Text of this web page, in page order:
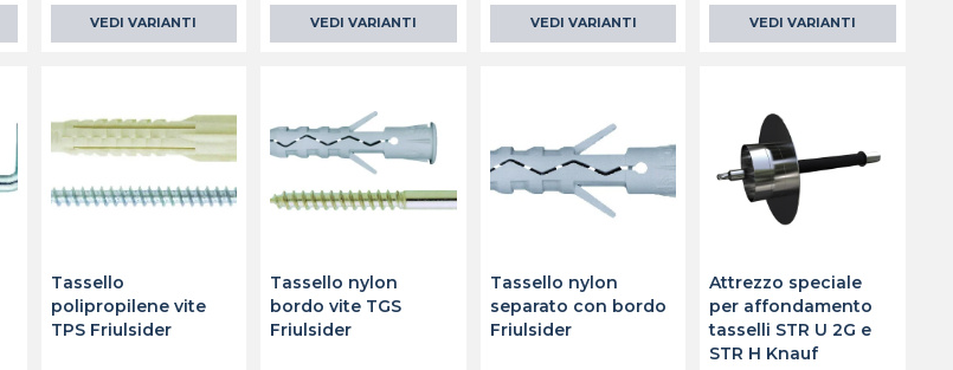
VEDI VARIANTI VEDI VARIANTI VEDI VARIANTI VEDI VARIANTI
Tassello
polipropilene vite
TPS Friulsider
Tassello nylon
bordo vite TGS
Friulsider
Tassello nylon
separato con bordo
Friulsider
Attrezzo speciale
per affondamento
tasselli STR U 2G e
STR H Knauf